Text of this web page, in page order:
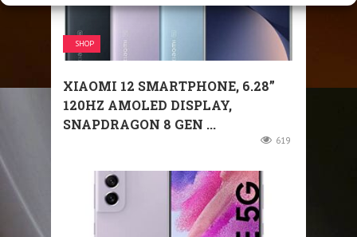
SHOP
XIAOMI 12 SMARTPHONE, 6.28”
120HZ AMOLED DISPLAY,
SNAPDRAGON 8 GEN ...
619